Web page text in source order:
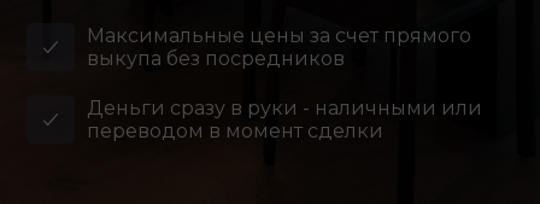
Максимальные цены за счет прямого
выкупа без посредников
Деньги сразу в руки - наличными или
переводом в момент сделки